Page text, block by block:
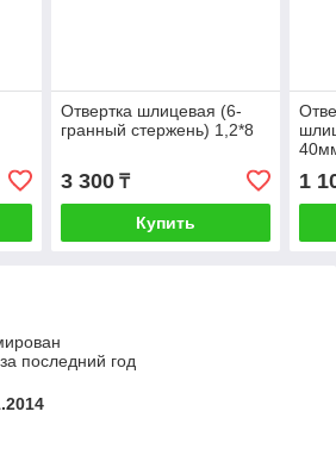
Отвертка шлицевая (6-
гранный стержень) 1,2*8
3 300₸
Купить
1
последний год